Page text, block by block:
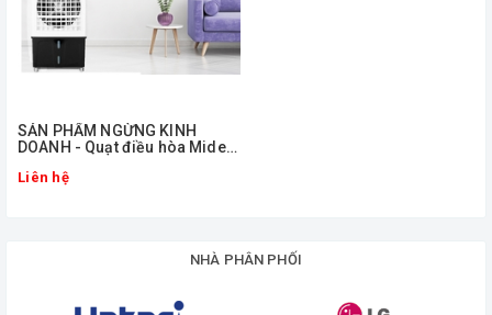
ㅤSẢN PHẨM NGỪNG KINH
DOANH - Quạt điều hòa Midea
Liên hệ
NHÀ PHÂN PHỐI